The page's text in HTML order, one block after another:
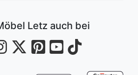
Letz auch bei